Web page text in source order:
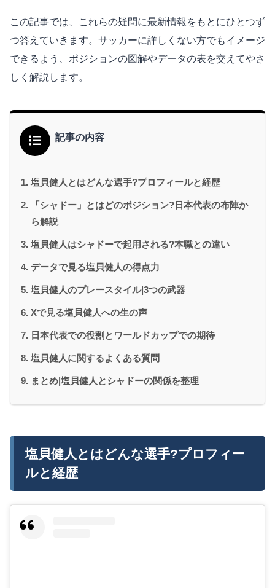
この記事では、これらの疑問に最新情報をもとにひとつず
つ答えていきます。サッカーに詳しくない方でもイメージ
できるよう、ポジションの図解やデータの表を交えてやさ
しく解説します。
記事の内容
塩貝健人とはどんな選手?プロフィールと経歴
「シャドー」とはどのポジション?日本代表の布陣か
ら解説
塩貝健人はシャドーで起用される?本職との違い
データで見る塩貝健人の得点力
塩貝健人のプレースタイル|3つの武器
Xで見る塩貝健人への生の声
日本代表での役割とワールドカップでの期待
塩貝健人に関するよくある質問
まとめ|塩貝健人とシャドーの関係を整理
塩貝健人とはどんな選手?プロフィー
ルと経歴